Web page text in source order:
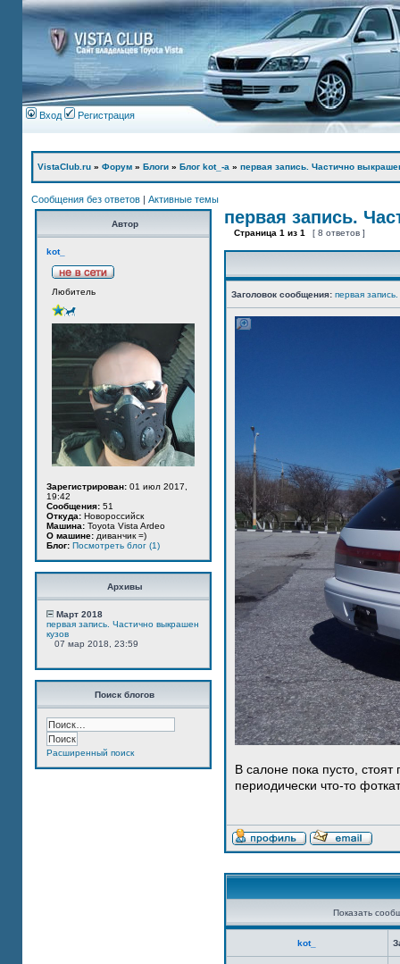
Вход Регистрация
VistaClub.ru » Форум » Блоги » Блог kot_-а » первая запись. Частично
Сообщения без ответов | Активные темы
Автор
kot_
Любитель
Зарегистрирован: 01 июл 2017,
19:42
Сообщения: 51
Откуда: Новороссийск
Машина: Toyota Vista Ardeo
О машине: диванчик =)
Блог: Посмотреть блог (1)
Архивы
Март 2018
первая запись. Частично выкрашен
кузов
07 мар 2018, 23:59
Поиск блогов
Расширенный поиск
первая запись.
Страница 1 из 1 [ 8 ответов ]
Заголовок сообщения: первая
В салоне пока пусто,
периодически что-то
Показать
kot_